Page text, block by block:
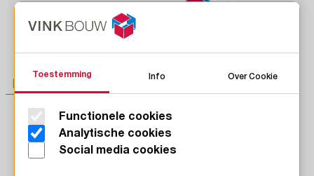
LinkedIn
Instagram
Toestemming Info Over Cookie
Functionele cookies
Analytische cookies
Social media cookies